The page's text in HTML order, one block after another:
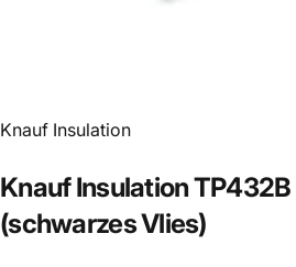
Anbieter:
Knauf Insulation
KnaufInsulationTP432B
(schwarzesVlies)